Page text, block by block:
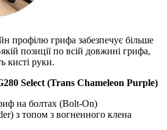
профілю грифа забезпечує більше
позиції по всій довжині грифа,
кисті руки.
Select (Trans Chameleon Purple)
на болтах (Bolt-On)
з топом з вогненного клена